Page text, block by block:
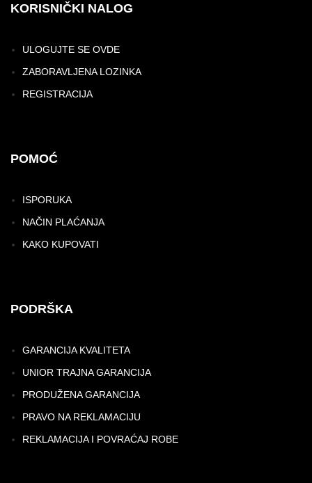
KORISNIČKI NALOG
ULOGUJTE SE OVDE
ZABORAVLJENA LOZINKA
REGISTRACIJA
POMOĆ
ISPORUKA
NAČIN PLAĆANJA
KAKO KUPOVATI
PODRŠKA
GARANCIJA KVALITETA
UNIOR TRAJNA GARANCIJA
PRODUŽENA GARANCIJA
PRAVO NA REKLAMACIJU
REKLAMACIJA I POVRAĆAJ ROBE